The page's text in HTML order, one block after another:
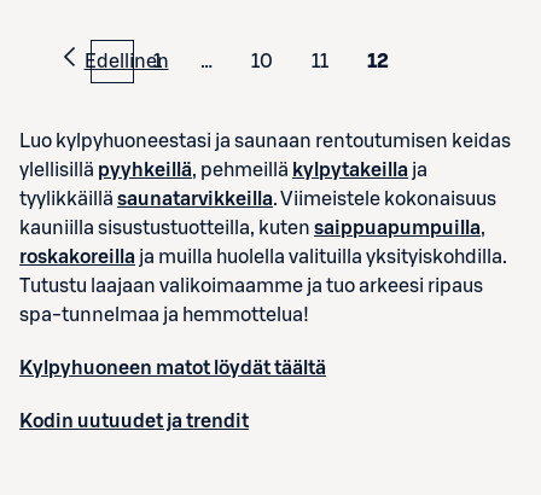
Edellinen
1 … 10 11 12
Luo kylpyhuoneestasi ja saunaan rentoutumisen keidas
ylellisillä pyyhkeillä, pehmeillä kylpytakeilla ja
tyylikkäillä saunatarvikkeilla. Viimeistele kokonaisuus
kauniilla sisustustuotteilla, kuten saippuapumpuilla,
roskakoreilla ja muilla huolella valituilla yksityiskohdilla.
Tutustu laajaan valikoimaamme ja tuo arkeesi ripaus
spa-tunnelmaa ja hemmottelua!
Kylpyhuoneen matot löydät täältä
Kodin uutuudet ja trendit